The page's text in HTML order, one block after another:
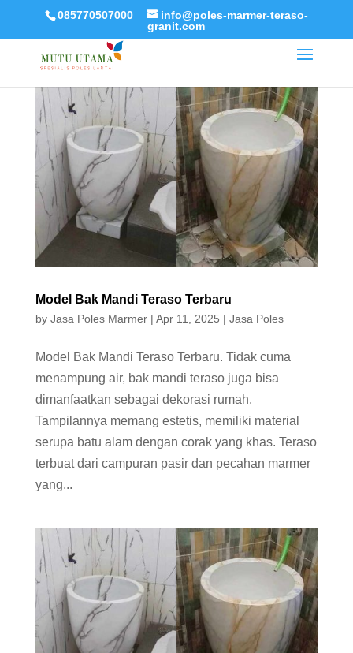
085770507000
info@poles-marmer-teraso-
granit.com
Model Bak Mandi Teraso Terbaru
by Jasa Poles Marmer| Apr 11, 2025 | Jasa Poles
Model Bak Mandi Teraso Terbaru. Tidak cuma
menampung air, bak mandi teraso juga bisa
dimanfaatkan sebagai dekorasi rumah.
Tampilannya memang estetis, memiliki material
serupa batu alam dengan corak yang khas. Teraso
terbuat dari campuran pasir dan pecahan marmer
yang...